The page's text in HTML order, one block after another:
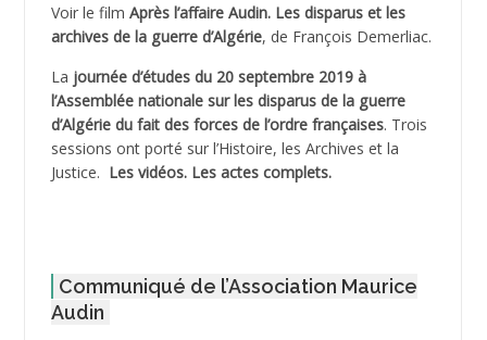
ADJANI Khaled
ADJAOUT
ADNI Mohamed Akli
ADOUL Arab *
AGOULMINE
Voir le film Après l’affaire Audin. Les disparus et les
archives de la guerre d’Algérie, de François Demerliac.
La journée d’études du 20 septembre 2019 à
l’Assemblée nationale sur les disparus de la guerre
d’Algérie du fait des forces de l’ordre françaises. Trois
sessions ont porté sur l’Histoire, les Archives et la
Justice. Les vidéos. Les actes complets.
Communiqué de l’Association Maurice
Audin